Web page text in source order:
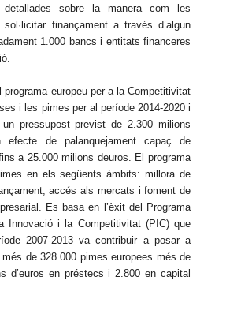
detallades sobre la manera com les
finançament a través d’algun
1.000 bancs i entitats financeres
programa europeu per a la Competitivitat
i les pimes per al període 2014-2020 i
pressupost previst de 2.300 milions
efecte de palanquejament capaç de
a 25.000 milions deuros. El programa
en els següents àmbits: millora de
accés als mercats i foment de
Es basa en l’èxit del Programa
Innovació i la Competitivitat (PIC) que
2007-2013 va contribuir a posar a
de 328.000 pimes europees més de
d’euros en préstecs i 2.800 en capital